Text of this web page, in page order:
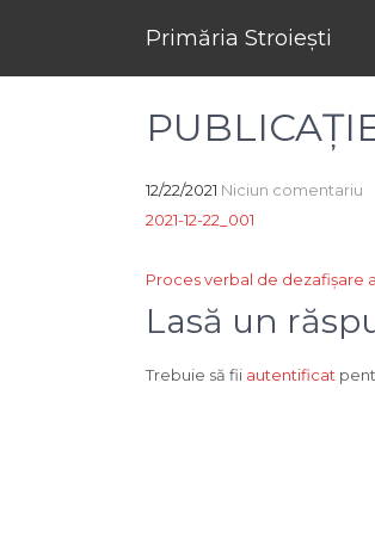
Primăria Stroiești
12/22/2021 Niciun comentariu
2021-12-22_001
Navigare
în
Proces verbal de dezafișare
Lasă un
Trebuie să fii autentificat